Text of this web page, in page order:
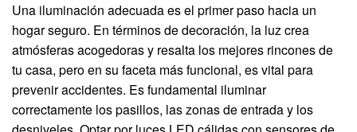
Una iluminación adecuada es el primer paso hacia un
hogar seguro. En términos de decoración, la luz crea
atmósferas acogedoras y resalta los mejores rincones de
tu casa, pero en su faceta más funcional, es vital para
prevenir accidentes. Es fundamental iluminar
correctamente los pasillos, las zonas de entrada y los